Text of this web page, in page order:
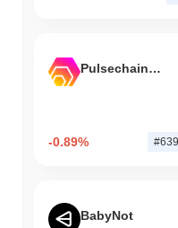
Pulsechain Bridged HEX (Pulsechain)
-0.89%
BabyNot